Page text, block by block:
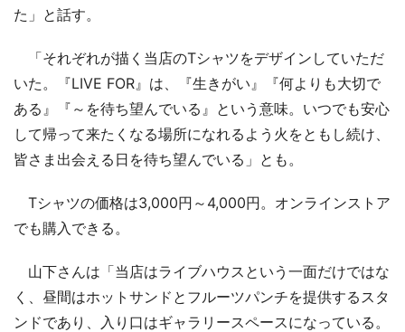
た」と話す。
「それぞれが描く当店のTシャツをデザインしていただ
いた。『LIVE FOR』は、『生きがい』『何よりも大切で
ある』『～を待ち望んでいる』という意味。いつでも安心
して帰って来たくなる場所になれるよう火をともし続け、
皆さま出会える日を待ち望んでいる」とも。
Tシャツの価格は3,000円～4,000円。オンラインストア
でも購入できる。
山下さんは「当店はライブハウスという一面だけではな
く、昼間はホットサンドとフルーツパンチを提供するスタ
ンドであり、入り口はギャラリースペースになっている。